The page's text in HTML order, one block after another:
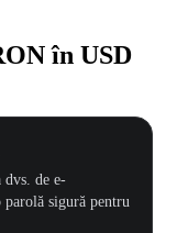
în USD
dvs. de e-
sigură pentru